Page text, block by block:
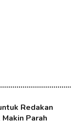
Redakan
Parah